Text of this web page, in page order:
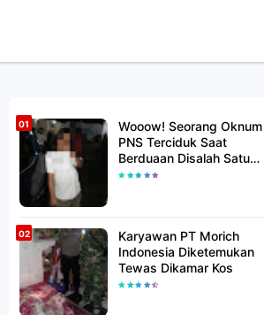
Wooow! Seorang Oknum
PNS Terciduk Saat
Berduaan Disalah Satu
Kamar Hotel Salatiga
Karyawan PT Morich
Indonesia Diketemukan
Tewas Dikamar Kos